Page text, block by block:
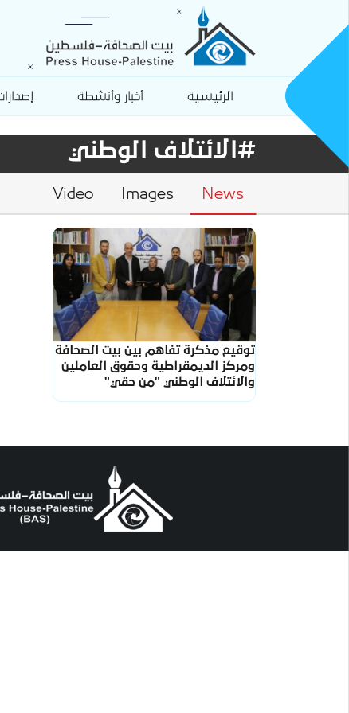
الرئيسية أخبار وأنشطة
#الائتلاف الوطني
News
Images
Video
توقيع مذكرة تفاهم بين بيت الصحافة
ومركز الديمقراطية وحقوق العاملين
والائتلاف الوطني "من حقي"